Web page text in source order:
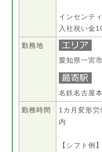
インセンテ
入社祝い金
勤務地
愛知県一宮市
名鉄名古屋
勤務時間
1カ月変形
内
【シフト例】